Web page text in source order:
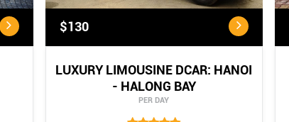
$130
LUXURY LIMOUSINE DCAR: HANOI
- HALONG BAY
PER DAY